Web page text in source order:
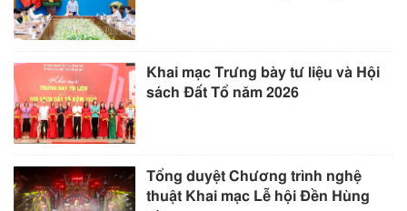
Khai mạc Trưng bày tư liệu và Hội
sách Đất Tổ năm 2026
Tổng duyệt Chương trình nghệ
thuật Khai mạc Lễ hội Đền Hùng